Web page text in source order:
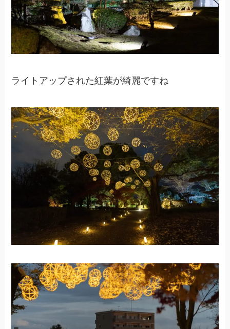
ライトアップされた紅葉が綺麗ですね